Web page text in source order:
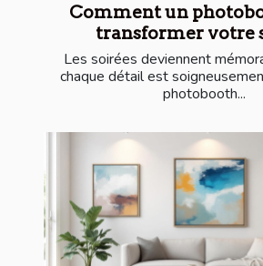
Comment un
transformer votre
Les soirées deviennent
chaque détail est
photobooth...